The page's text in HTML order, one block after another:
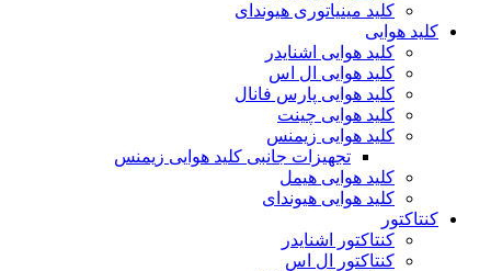
کلید مینیاتوری هیوندای
کلید هوایی
کلید هوایی اشنایدر
کلید هوایی ال اس
کلید هوایی پارس فانال
کلید هوایی چینت
کلید هوایی زیمنس
تجهیزات جانبی کلید هوایی زیمنس
کلید هوایی هیمل
کلید هوایی هیوندای
کنتاکتور
کنتاکتور اشنایدر
کنتاکتور ال اس